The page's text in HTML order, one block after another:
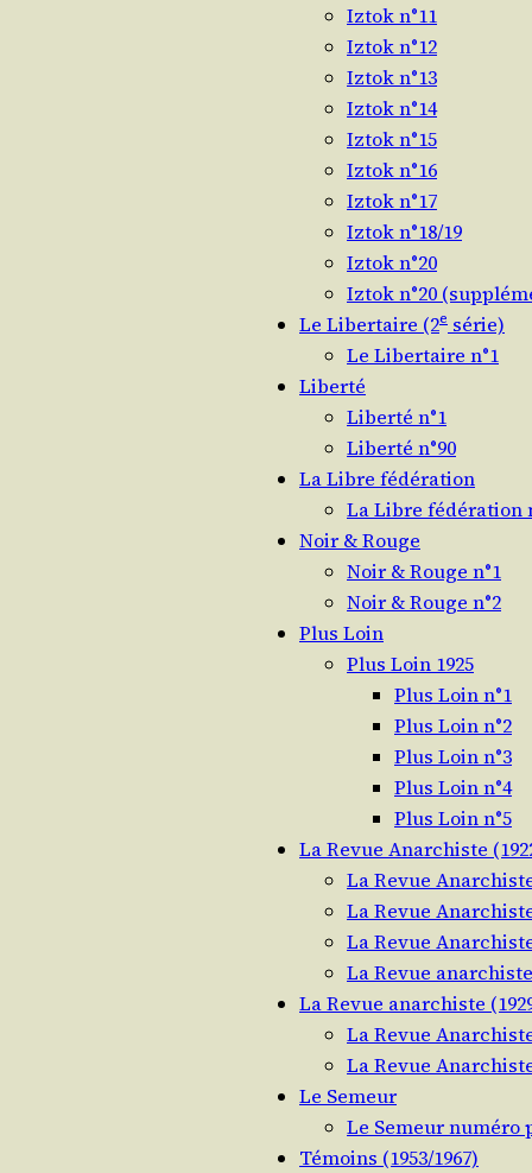
Iztok n°11
Iztok n°12
Iztok n°13
Iztok n°14
Iztok n°15
Iztok n°16
Iztok n°17
Iztok n°18/19
Iztok n°20
Iztok n°20
Le Libertaire (2e série)
Le Libertaire n°1
Liberté
Liberté n°1
Liberté n°90
La Libre fédération
La Libre fédération
Noir & Rouge
Noir & Rouge n°1
Noir & Rouge n°2
Plus Loin
Plus Loin 1925
Plus Loin n°1
Plus Loin n°2
Plus Loin n°3
Plus Loin n°4
Plus Loin n°5
La Revue Anarchiste
La Revue
La Revue
La Revue
La Revue
La Revue anarchiste
La Revue
La Revue
Le Semeur
Le Semeur numéro
Témoins (1953/​1967)